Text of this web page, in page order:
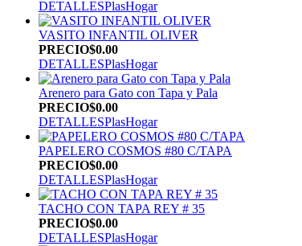
DETALLESPlasHogar
VASITO INFANTIL OLIVER
PRECIO$0.00
DETALLESPlasHogar
Arenero para Gato con Tapa y Pala
PRECIO$0.00
DETALLESPlasHogar
PAPELERO COSMOS #80 C/TAPA
PRECIO$0.00
DETALLESPlasHogar
TACHO CON TAPA REY # 35
PRECIO$0.00
DETALLESPlasHogar